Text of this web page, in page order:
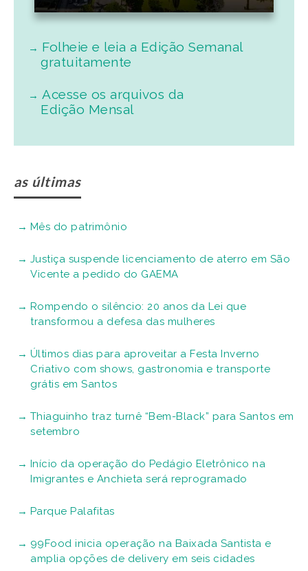
Folheie e leia a Edição Semanal
gratuitamente
Acesse os arquivos da
Edição Mensal
as últimas
Mês do patrimônio
Justiça suspende licenciamento de aterro em São
Vicente a pedido do GAEMA
Rompendo o silêncio: 20 anos da Lei que
transformou a defesa das mulheres
Últimos dias para aproveitar a Festa Inverno
Criativo com shows, gastronomia e transporte
grátis em Santos
Thiaguinho traz turnê “Bem-Black” para Santos em
setembro
Início da operação do Pedágio Eletrônico na
Imigrantes e Anchieta será reprogramado
Parque Palafitas
99Food inicia operação na Baixada Santista e
amplia opções de delivery em seis cidades